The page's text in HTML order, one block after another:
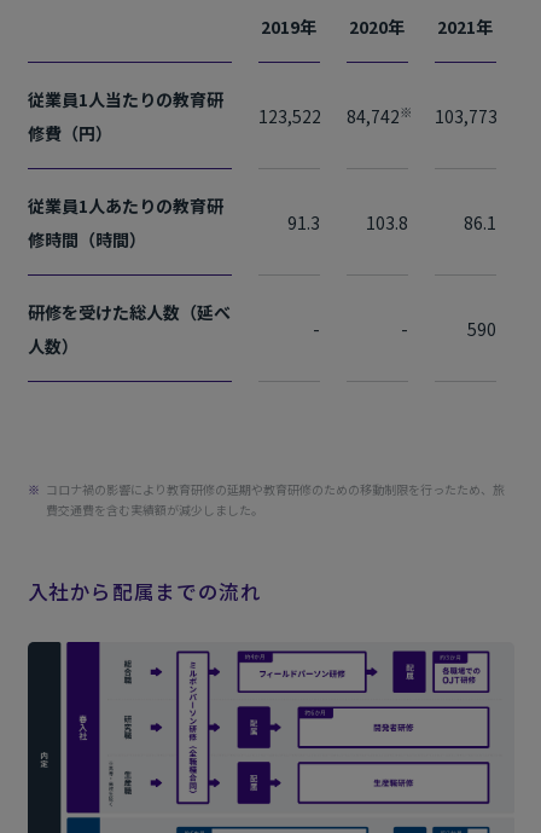
2019年 2020年 2021年
従業員1人当たりの教育研
修費（円）
123,522 84,742※ 103,773
従業員1人あたりの教育研
修時間（時間）
91.3 103.8 86.1
研修を受けた総人数（延べ
人数）
- - 590
コロナ禍の影響により教育研修の延期や教育研修のための移動制限を行ったため、旅
費交通費を含む実績額が減少しました。
入社から配属までの流れ